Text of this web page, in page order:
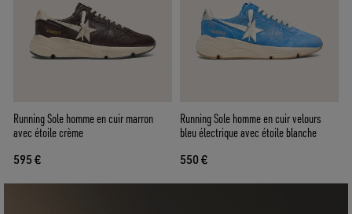
Running Sole homme en cuir marron
avec étoile crème
595 €
Running Sole homme en cuir velours
bleu électrique avec étoile blanche
550 €